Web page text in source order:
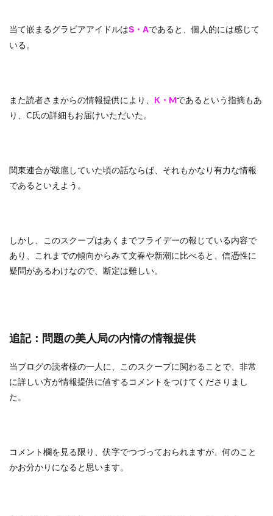
当て嵌まるグラビアアイドルはS・Aであると、個人的には感じて
いる。
また読者さまからの情報提供により、 K・Mであるという指摘もあ
り、C氏の詳細もお届けいただいた。
関東連合が跋扈していた頃の話ならば、それもかなり有力な情報
であるといえよう。
しかし、このスクープはあくまでフライデーの報じている内容で
あり、これまでの傾向からみて文春や新潮に比べると、信憑性に
疑問があるわけなので、断定は難しい。
追記：問題の美人局の内情の情報提供
当ブログの読者様の一人に、このスクープに関わることで、非常
に詳しい方が情報提供に値するコメントをつけてくださりまし
た。
コメント欄を見る限り、伏字でつづっておられますが、何のこと
かお分かりになると思います。